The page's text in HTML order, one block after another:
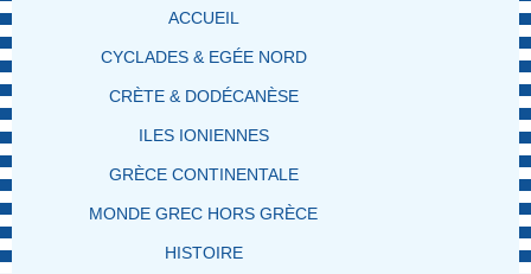
MENU PRINCIPAL
MASQUER LA NAVIGATION PRINCIPALE
MASQUER LA NAVIGATION SECONDAIRE
ACCUEIL
CYCLADES & EGÉE NORD
CRÈTE & DODÉCANÈSE
ILES IONIENNES
GRÈCE CONTINENTALE
MONDE GREC HORS GRÈCE
HISTOIRE